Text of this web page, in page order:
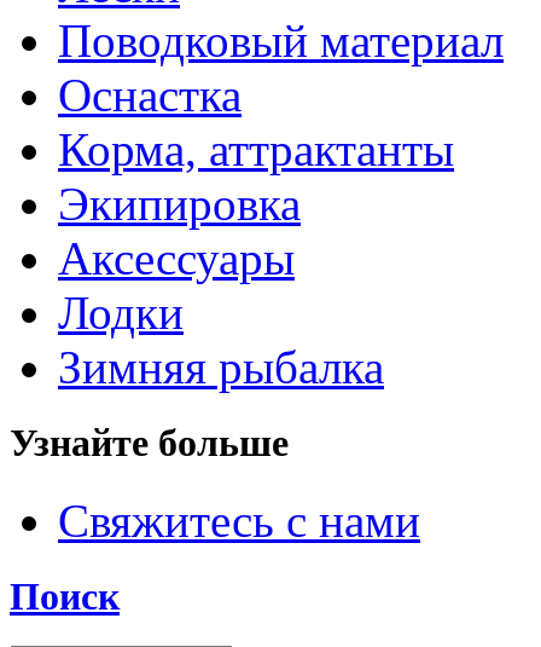
Поводковый материал
Оснастка
Корма, аттрактанты
Экипировка
Аксессуары
Лодки
Зимняя рыбалка
Узнайте больше
Свяжитесь с нами
Поиск